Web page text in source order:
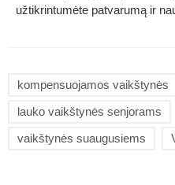
užtikrintumėte patvarumą ir
kompensuojamos vaikštynės
lauko vaikštynės senjorams
vaikštynės suaugusiems